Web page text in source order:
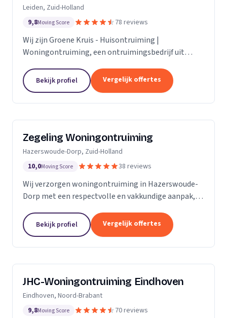
Leiden, Zuid-Holland
9,8Moving Score 78 reviews
Wij zijn Groene Kruis - Huisontruiming |
Woningontruiming, een ontruimingsbedrijf uit
Bekijk profiel Vergelijk offertes
Zegeling Woningontruiming
Hazerswoude-Dorp, Zuid-Holland
10,0Moving Score 38 reviews
Wij verzorgen woningontruiming in Hazerswoude-
Dorp met een respectvolle en vakkundige aanpak,
Bekijk profiel Vergelijk offertes
JHC-Woningontruiming Eindhoven
Eindhoven, Noord-Brabant
9,8Moving Score 70 reviews